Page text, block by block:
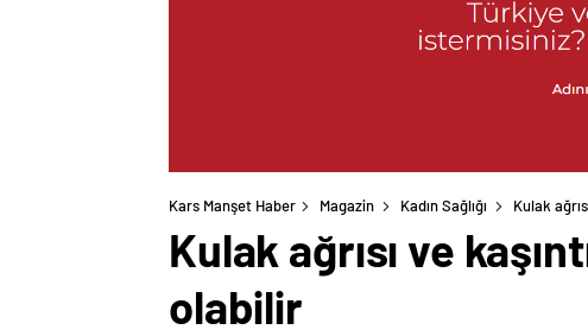
Kars Manşet Haber Magazin Kadın Sağlığı Kulak
Kulak ağrısı ve
olabilir